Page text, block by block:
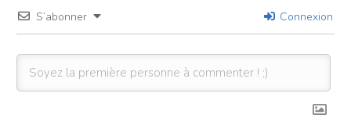
S’abonner Connexion